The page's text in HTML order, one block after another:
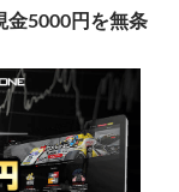
5000円を無条